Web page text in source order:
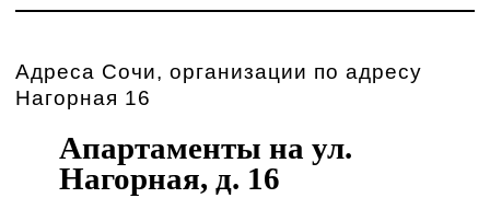
Адреса Сочи, организации по адресу
Нагорная 16
Апартаменты на ул.
Нагорная, д. 16